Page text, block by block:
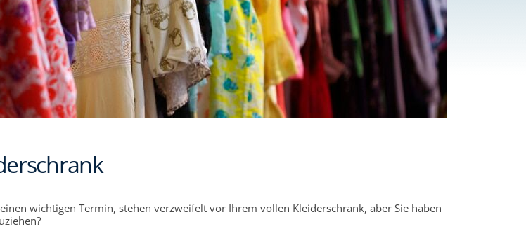
wichtigen Termin, stehen verzweifelt vor Ihrem vollen Kleiderschrank, aber Sie haben